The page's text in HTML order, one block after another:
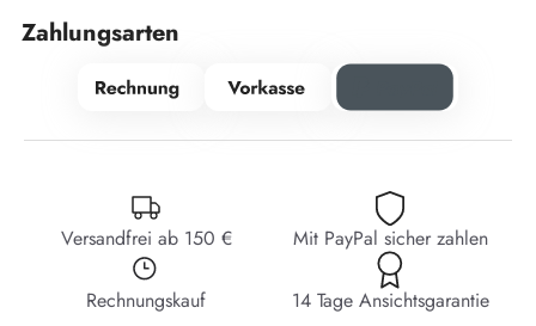
Zahlungsarten
Versandfrei ab 150 € Mit PayPal sicher zahlen
Rechnungskauf 14 Tage Ansichtsgarantie